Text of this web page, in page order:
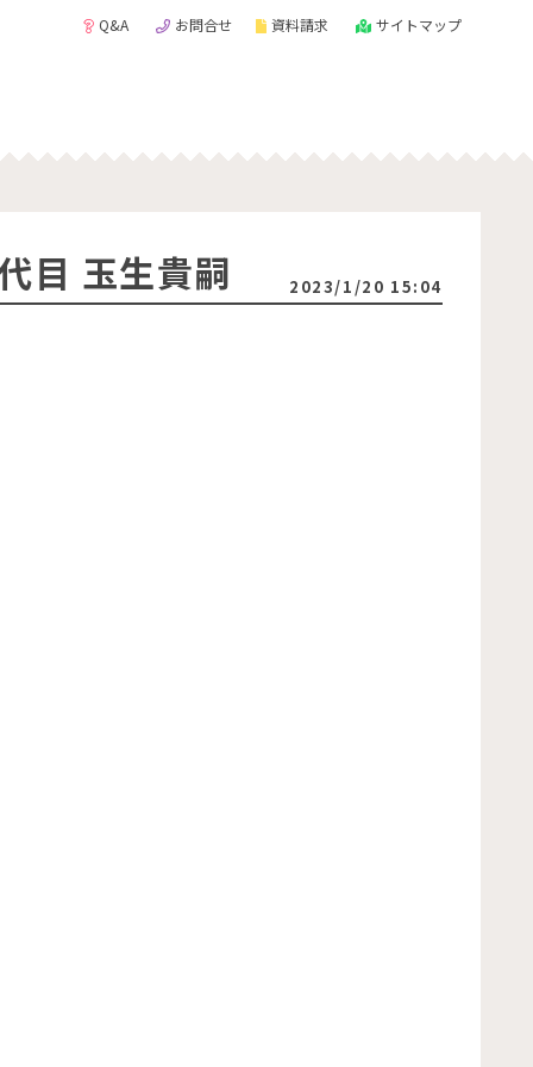
Q&A お問合せ 資料請求 サイトマップ
目 玉生貴嗣 2023/1/20 15:04